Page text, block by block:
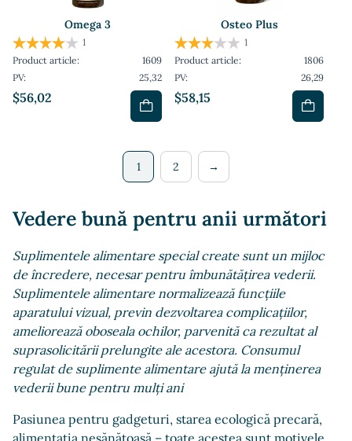
Omega 3
$56,02
1
Product article:
1609
PV:
25,32
Osteo Plus
$58,15
1
Product article:
1806
PV:
26,29
1 2 →
Vedere bună pentru anii următori
Suplimentele alimentare special create sunt un mijloc
de încredere, necesar pentru îmbunătățirea vederii.
Suplimentele alimentare normalizează funcțiile
aparatului vizual, previn dezvoltarea complicațiilor,
ameliorează oboseala ochilor, parvenită ca rezultat al
suprasolicitării prelungite ale acestora. Consumul
regulat de suplimente alimentare ajută la menținerea
vederii bune pentru mulți ani
Pasiunea pentru gadgeturi, starea ecologică precară,
alimentația nesănătoasă – toate acestea sunt motivele